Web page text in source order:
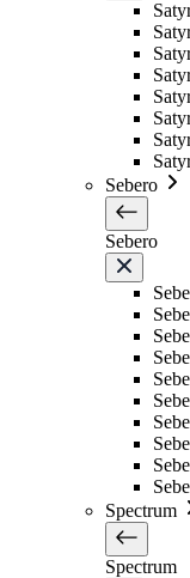
Sebero
Sebero
Spectrum
Spectrum